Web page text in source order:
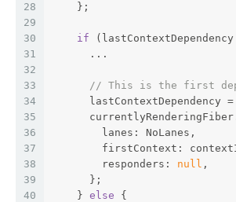
28
29
30
31
32
33
34
35
36
37
38
39
40
    };
if (lastContextDependency
      ...
// This is the first
lastContextDependency =
        lanes: NoLanes,
firstContext:
        responders:
null ,
      };
    }
else {